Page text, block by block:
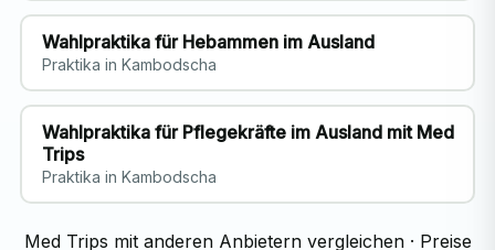
Wahlpraktika für Hebammen im Ausland
Praktika in Kambodscha
Wahlpraktika für Pflegekräfte im Ausland mit Med
Trips
Praktika in Kambodscha
Med Trips mit anderen Anbietern vergleichen· Preise